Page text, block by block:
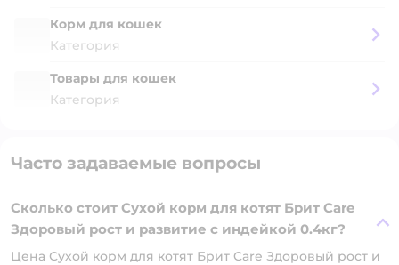
Корм для кошек
Категория
Товары для кошек
Категория
Часто задаваемые вопросы
Сколько стоит Сухой корм для котят Брит Care
Здоровый рост и развитие с индейкой 0.4кг?
Цена Сухой корм для котят Брит Care Здоровый рост и